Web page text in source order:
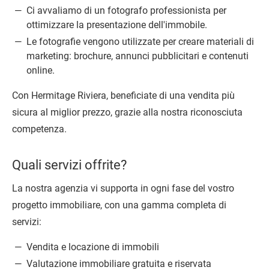
Ci avvaliamo di un fotografo professionista per
ottimizzare la presentazione dell'immobile.
Le fotografie vengono utilizzate per creare materiali di
marketing: brochure, annunci pubblicitari e contenuti
online.
Con Hermitage Riviera, beneficiate di una vendita più
sicura al miglior prezzo, grazie alla nostra riconosciuta
competenza.
Quali servizi offrite?
La nostra agenzia vi supporta in ogni fase del vostro
progetto immobiliare, con una gamma completa di
servizi:
Vendita e locazione di immobili
Valutazione immobiliare gratuita e riservata